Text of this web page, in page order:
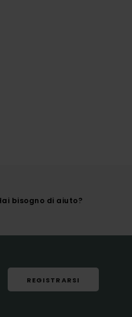
bisogno di aiuto?
REGISTRARSI